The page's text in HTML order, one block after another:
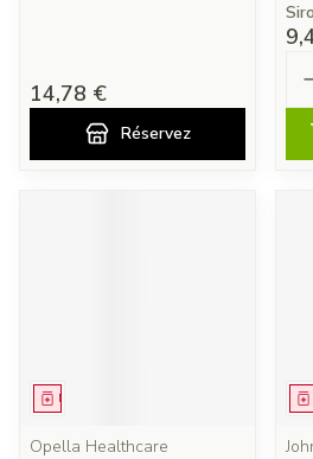
14,78 €
Réservez
Médicament
Opella Healthcare